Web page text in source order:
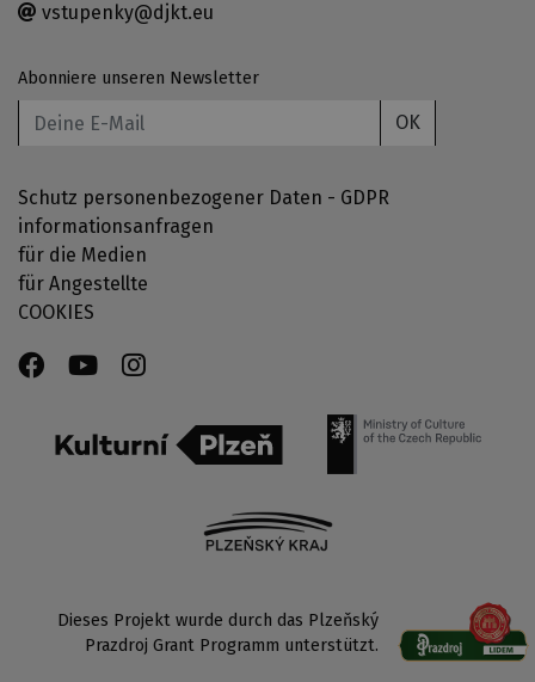
vstupenky@djkt.eu
Abonniere unseren Newsletter
OK
Schutz personenbezogener Daten - GDPR
informationsanfragen
für die Medien
für Angestellte
COOKIES
Dieses Projekt wurde durch das Plzeňský
Prazdroj Grant Programm unterstützt.